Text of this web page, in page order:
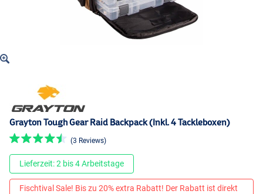
Grayton Tough Gear Raid Backpack (Inkl. 4 Tackleboxen)
(3 Reviews)
Lieferzeit: 2 bis 4 Arbeitstage
Fischtival Sale! Bis zu 20% extra Rabatt! Der Rabatt ist direkt